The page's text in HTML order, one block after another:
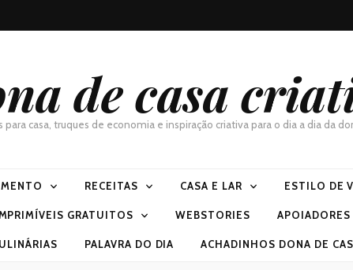
de casa
para casa, truques de economia e inspiração criativa para o dia a dia da
RECEITAS CASA E LAR ESTILO DE
GRATUITOS WEBSTORIES APOIADORES
PALAVRA DO DIA ACHADINHOS DONA DE